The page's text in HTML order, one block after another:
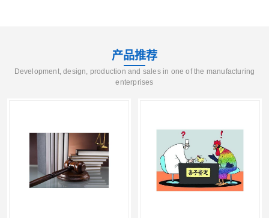
产品推荐
Development, design, production and sales in one of the manufacturing
enterprises